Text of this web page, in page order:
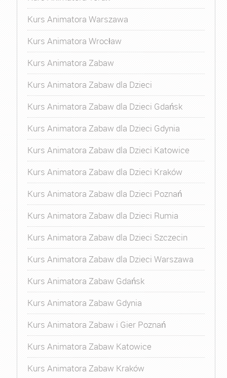
Kurs Animatora Warszawa
Kurs Animatora Wrocław
Kurs Animatora Zabaw
Kurs Animatora Zabaw dla Dzieci
Kurs Animatora Zabaw dla Dzieci Gdańsk
Kurs Animatora Zabaw dla Dzieci Gdynia
Kurs Animatora Zabaw dla Dzieci Katowice
Kurs Animatora Zabaw dla Dzieci Kraków
Kurs Animatora Zabaw dla Dzieci Poznań
Kurs Animatora Zabaw dla Dzieci Rumia
Kurs Animatora Zabaw dla Dzieci Szczecin
Kurs Animatora Zabaw dla Dzieci Warszawa
Kurs Animatora Zabaw Gdańsk
Kurs Animatora Zabaw Gdynia
Kurs Animatora Zabaw i Gier Poznań
Kurs Animatora Zabaw Katowice
Kurs Animatora Zabaw Kraków